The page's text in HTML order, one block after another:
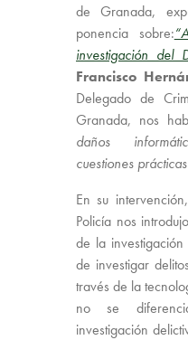
de Granada,
ponencia sobre:
investigación del
Francisco
Delegado de
Granada, nos
daños
cuestiones
En su
Policía nos
de la
de investigar
través de la
no se
investigación